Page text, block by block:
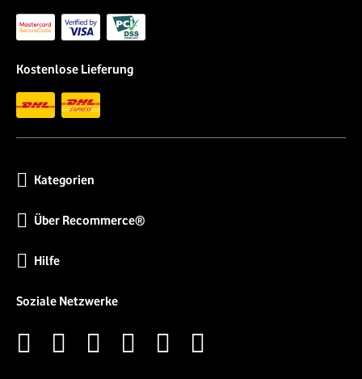
Kostenlose Lieferung
Kategorien
Über Recommerce®
Hilfe
Soziale Netzwerke